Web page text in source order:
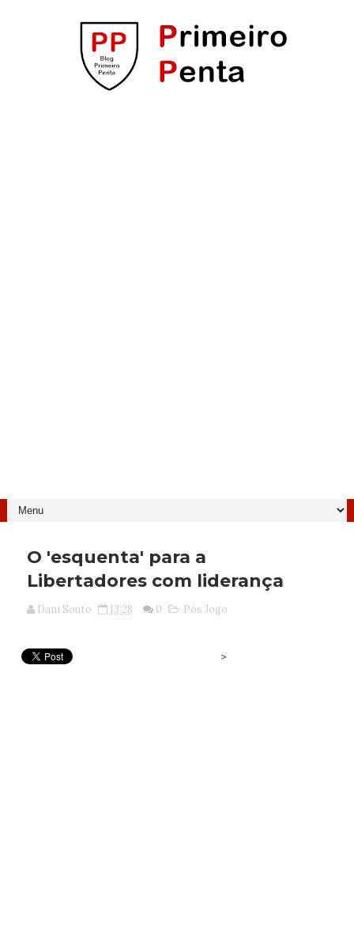
O 'esquenta' para a
Libertadores com liderança
Dani Souto 13:28 0 Pós Jogo
>